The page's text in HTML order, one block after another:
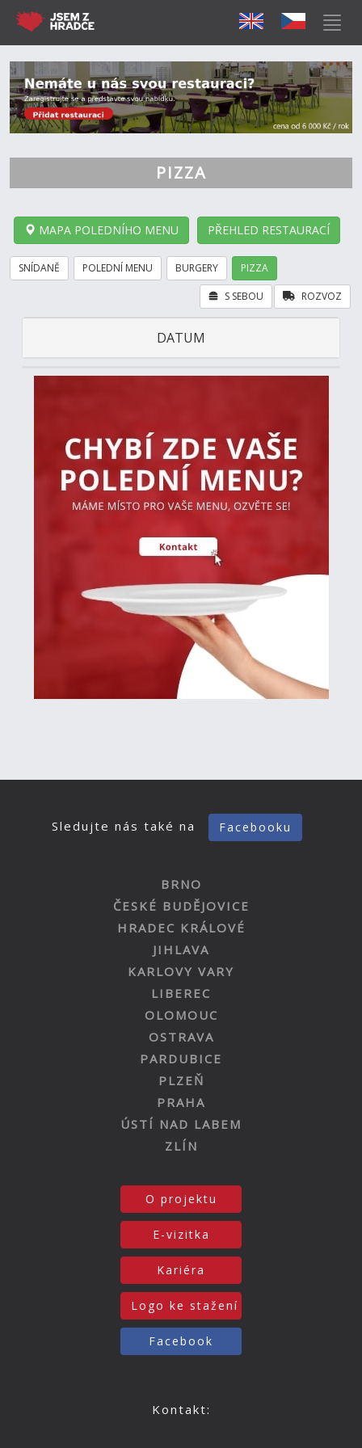
PIZZA
MAPA POLEDNÍHO MENU PŘEHLED RESTAURACÍ
SNÍDANĚ POLEDNÍ MENU BURGERY PIZZA
ROZVOZ
S SEBOU
DATUM
Sledujte nás také na Facebooku
BRNO
ČESKÉ BUDĚJOVICE
HRADEC KRÁLOVÉ
JIHLAVA
KARLOVY VARY
LIBEREC
OLOMOUC
OSTRAVA
PARDUBICE
PLZEŇ
PRAHA
ÚSTÍ NAD LABEM
ZLÍN
O projektu
E-vizitka
Kariéra
Logo ke stažení
Facebook
Kontakt: